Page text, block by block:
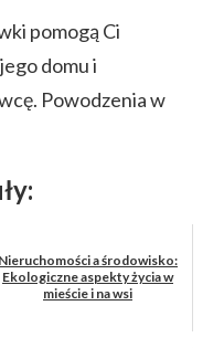
pomogą Ci
domu i
Powodzenia w
Nieruchomości a środowisko:
Ekologiczne aspekty życia w
mieście i na wsi